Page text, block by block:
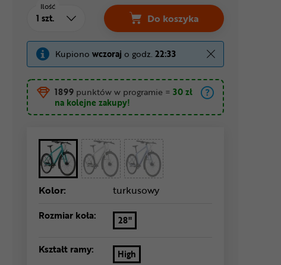
Ilość
Do koszyka
Kupiono wczoraj o godz. 22:33
1899 punktów w programie = 30 zł
na kolejne zakupy!
Kolor: turkusowy
Rozmiar koła: 28"
Kształt ramy: High